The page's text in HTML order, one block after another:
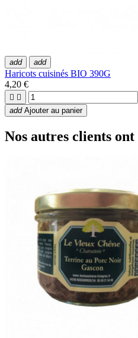
add add
Haricots cuisinés BIO 390G
4,20 €
 
add Ajouter au panier
Nos autres clients ont